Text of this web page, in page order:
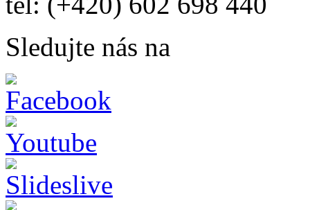
Sledujte nás na